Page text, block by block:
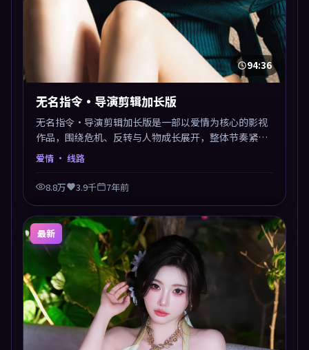
94:36
无名指令·导演剪辑加长版
无名指令·导演剪辑加长版是一部以爱情为核心的影视
作品，围绕危机、反转与人物成长展开，整体节奏紧
凑，值得推荐观看。
爱情 · 线路
8.8万 3.9千 7年前
最新